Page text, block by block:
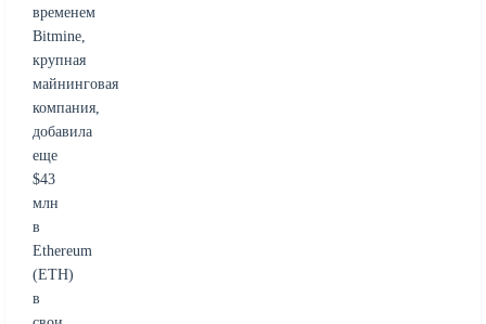
временем
Bitmine,
крупная
майнинговая
компания,
добавила
еще
$43
млн
в
Ethereum
(ETH)
в